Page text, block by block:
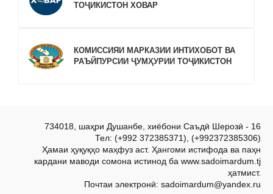
ТОҶИКИСТОН ХОВАР
КОМИССИЯИ МАРКАЗИИ ИНТИХОБОТ ВА
РАЪЙПУРСИИ ҶУМҲУРИИ ТОҶИКИСТОН
734018, шаҳри Душанбе, хиёбони Саъдӣ Шерозӣ - 16
Тел: (+992 372385371), (+992372385306)
Ҳамаи ҳуқуқҳо маҳфуз аст. Ҳангоми истифода ва паҳн
кардани маводи сомона истинод ба www.sadoimardum.tj
ҳатмист.
Почтаи электронӣ: sadoimardum@yandex.ru